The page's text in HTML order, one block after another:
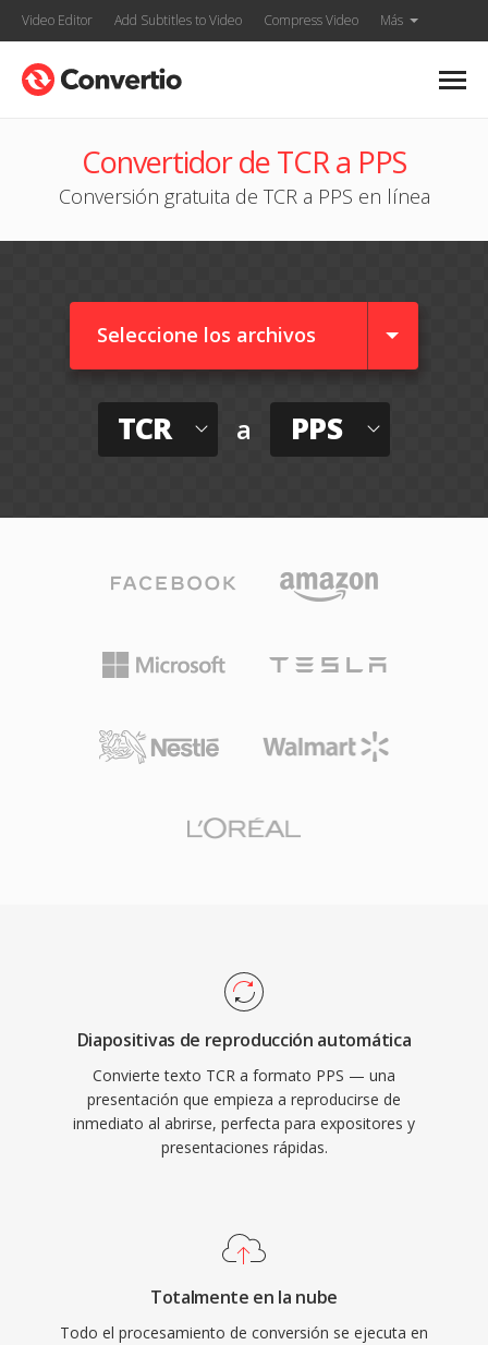
Video Editor Add Subtitles to Video Compress Video Más
Convertidor de TCR a PPS
Conversión gratuita de TCR a PPS en línea
Seleccione los archivos
TCR a PPS
Diapositivas de reproducción automática
Convierte texto TCR a formato PPS — una
presentación que empieza a reproducirse de
inmediato al abrirse, perfecta para expositores y
presentaciones rápidas.
Totalmente en la nube
Todo el procesamiento de conversión se ejecuta en